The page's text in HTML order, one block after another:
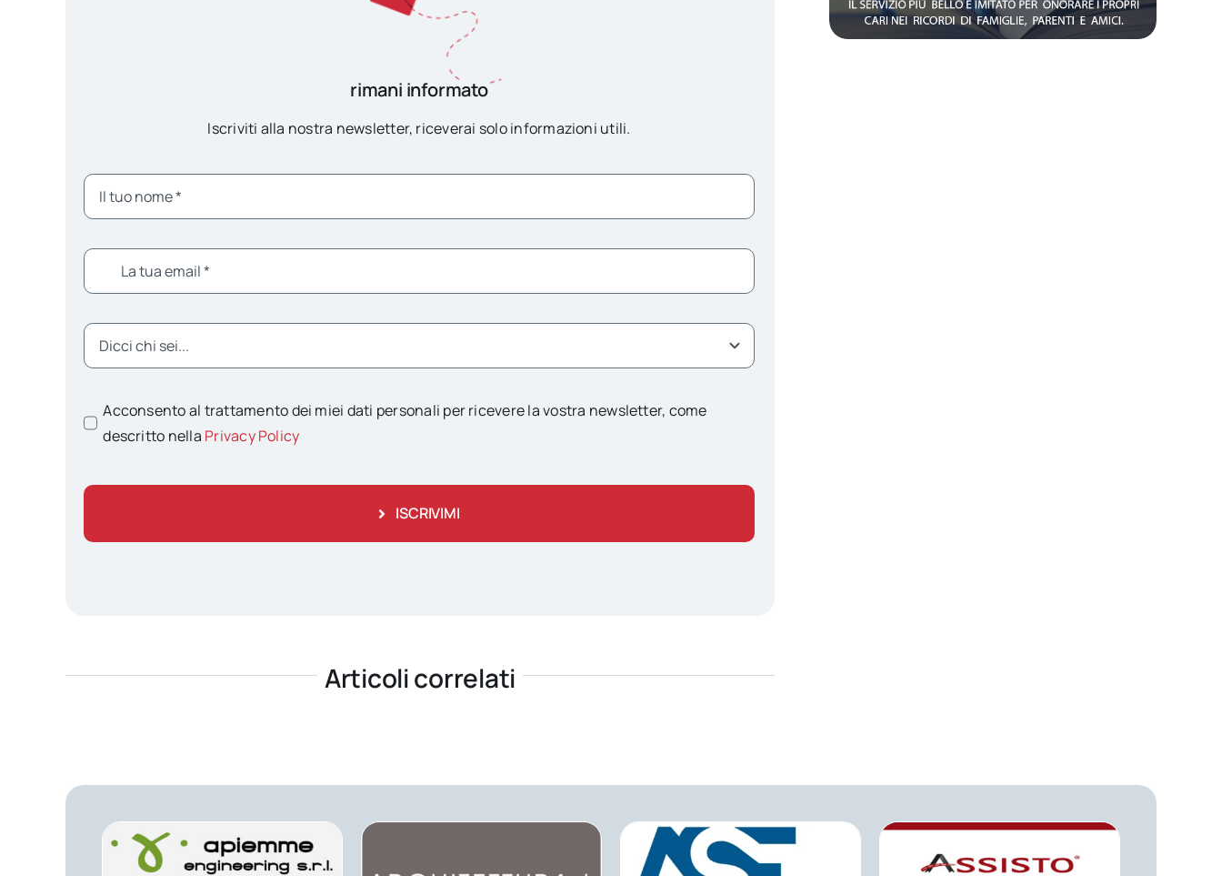
rimani informato
Iscriviti alla nostra newsletter, riceverai solo informazioni utili.
Acconsento al trattamento dei miei dati personali per ricevere la vostra newsletter, come
descritto nella Privacy Policy
ISCRIVIMI
Articoli correlati